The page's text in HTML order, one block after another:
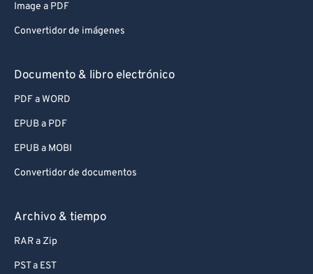
Image a PDF
Convertidor de imágenes
Documento & libro electrónico
PDF a WORD
EPUB a PDF
EPUB a MOBI
Convertidor de documentos
Archivo & tiempo
RAR a Zip
PST a EST